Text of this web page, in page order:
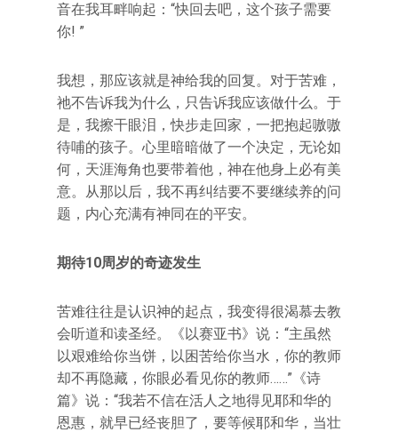
音在我耳畔响起：“快回去吧，这个孩子需要
你! ”
我想，那应该就是神给我的回复。对于苦难，
祂不告诉我为什么，只告诉我应该做什么。于
是，我擦干眼泪，快步走回家，一把抱起嗷嗷
待哺的孩子。心里暗暗做了一个决定，无论如
何，天涯海角也要带着他，神在他身上必有美
意。从那以后，我不再纠结要不要继续养的问
题，内心充满有神同在的平安。
期待10周岁的奇迹发生
苦难往往是认识神的起点，我变得很渴慕去教
会听道和读圣经。《以赛亚书》说：“主虽然
以艰难给你当饼，以困苦给你当水，你的教师
却不再隐藏，你眼必看见你的教师……”《诗
篇》说：“我若不信在活人之地得见耶和华的
恩惠，就早已经丧胆了，要等候耶和华，当壮